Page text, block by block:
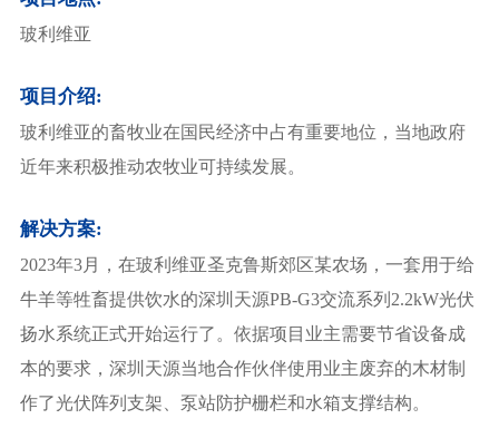
玻利维亚
项目介绍:
玻利维亚的畜牧业在国民经济中占有重要地位，当地政府
近年来积极推动农牧业可持续发展。
解决方案:
2023年3月，在玻利维亚圣克鲁斯郊区某农场，一套用于给
牛羊等牲畜提供饮水的深圳天源PB-G3交流系列 2.2kW光伏
扬水系统正式开始运行了。依据项目业主需要节省设备成
本的要求， 深圳天源当地合作伙伴使用业主废弃的木材制
作了光伏阵列支架、泵站防护栅栏和水箱支撑结构。